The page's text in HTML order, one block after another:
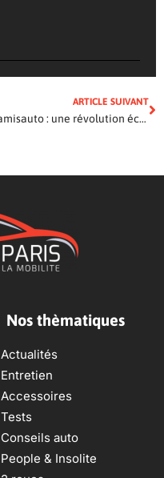
ARTICLE SUIVANT
Aramisauto : une révolution économique pour l’achat de votre véhicule d’occasion
Nos thèmatiques
Actualités
Entretien
Accessoires
Tests
Conseils auto
People & Insolite